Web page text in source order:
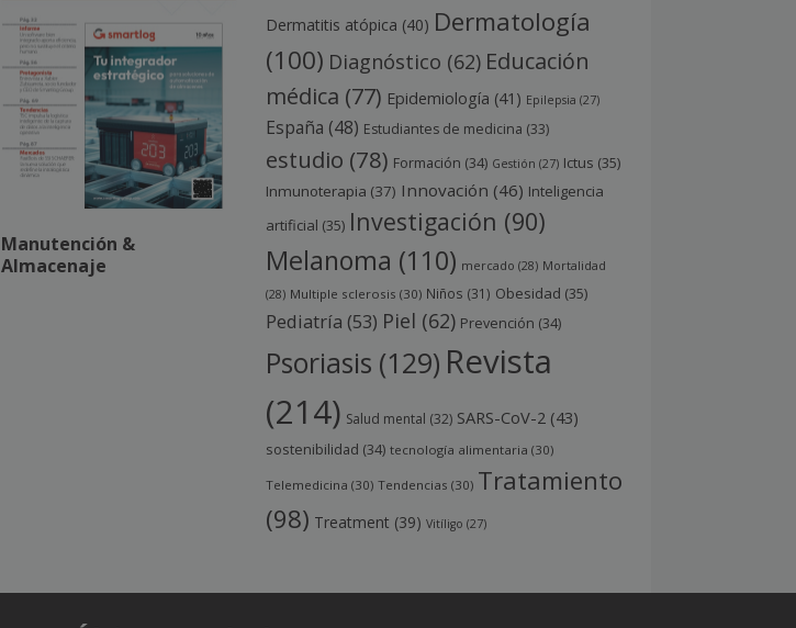
Manutención &
Almacenaje
Dermatitis atópica (40) Dermatología
(100) Diagnóstico (62) Educación
médica (77) Epidemiología (41) Epilepsia (27)
España (48) Estudiantes de medicina (33)
estudio (78) Formación (34) Gestión (27) Ictus (35)
Inmunoterapia (37) Innovación (46) Inteligencia
artificial (35) Investigación (90)
Melanoma (110) mercado (28) Mortalidad
(28) Multiple sclerosis (30) Niños (31) Obesidad (35)
Pediatría (53) Piel (62) Prevención (34)
Psoriasis (129) Revista
(214) Salud mental (32) SARS-CoV-2 (43)
sostenibilidad (34) tecnología alimentaria (30)
Telemedicina (30) Tendencias (30) Tratamiento
(98) Treatment (39) Vitíligo (27)